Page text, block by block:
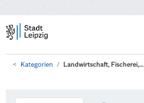
Kategorien Landwirtschaft, Fischerei,...